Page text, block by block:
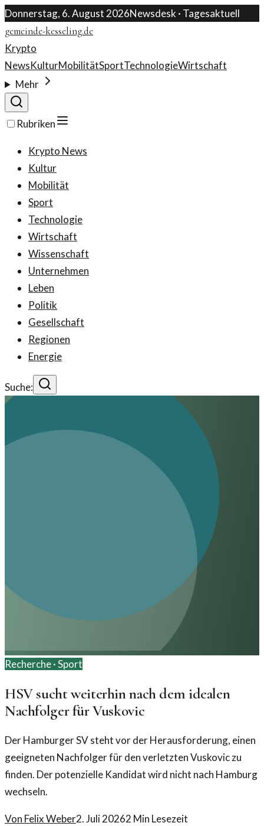
Donnerstag, 6. August 2026Newsdesk · Tagesaktuell
gemeinde-kesseling.de
Krypto
NewsKulturMobilitätSportTechnologieWirtschaft
Mehr
Rubriken
Krypto News
Kultur
Mobilität
Sport
Technologie
Wirtschaft
Wissenschaft
Unternehmen
Leben
Politik
Gesellschaft
Regionen
Energie
Suche:
Recherche ·Sport
HSV sucht weiterhin nach dem idealen
Nachfolger für Vuskovic
Der Hamburger SV steht vor der Herausforderung, einen
geeigneten Nachfolger für den verletzten Vuskovic zu
finden. Der potenzielle Kandidat wird nicht nach Hamburg
wechseln.
Von Felix Weber2. Juli 20262 Min Lesezeit